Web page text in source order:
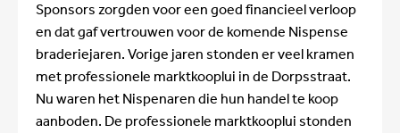
Sponsors zorgden voor een goed financieel verloop
en dat gaf vertrouwen voor de komende Nispense
braderiejaren. Vorige jaren stonden er veel kramen
met professionele marktkooplui in de Dorpsstraat.
Nu waren het Nispenaren die hun handel te koop
aanboden. De professionele marktkooplui stonden